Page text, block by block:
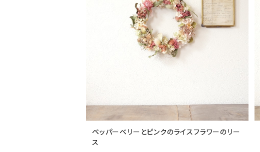
ペッパーベリーとピンクのライスフラワーのリー
ス